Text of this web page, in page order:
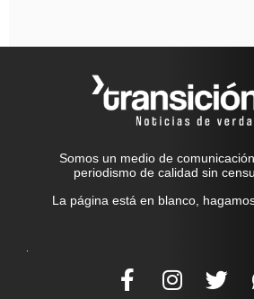
Somos un medio de
periodismo de calidad sin
La página está en blanco,